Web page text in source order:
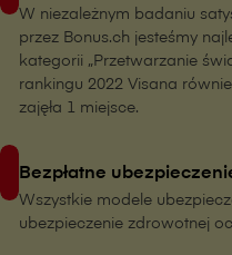
W niezależnym badaniu
przez Bonus.ch jesteśmy
kategorii „Przetwarzanie
rankingu 2022 V⁠i⁠s⁠a⁠n⁠a
zajęła 1 miejsce.
Bezpłatne
Wszystkie modele
ubezpieczenie zdrowotnej